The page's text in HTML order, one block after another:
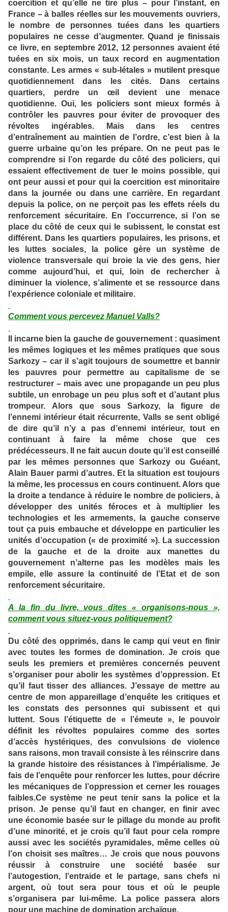
coercition et qu’elle ne tire plus – pour l’instant, en
France – à balles réelles sur les mouvements ouvriers,
le nombre de personnes tuées dans les quartiers
populaires ne cesse d’augmenter. Quand je finissais
ce livre, en septembre 2012, 12 personnes avaient été
tuées en six mois, un taux record en augmentation
constante. Les armes « sub-létales » mutilent presque
quotidiennement dans les cités. Dans certains
quartiers, perdre un œil devient une menace
quotidienne. Oui, les policiers sont mieux formés à
contrôler les pauvres pour éviter de provoquer des
révoltes ingérables. Mais dans les centres
d’entraînement au maintien de l’ordre, c’est bien à la
guerre urbaine qu’on les prépare. On ne peut pas le
comprendre si l’on regarde du côté des policiers, qui
essaient effectivement de tuer le moins possible, qui
ont peur aussi et pour qui la coercition est minoritaire
dans la journée ou dans une carrière. En regardant
depuis la police, on ne perçoit pas les effets réels du
renforcement sécuritaire. En l’occurrence, si l’on se
place du côté de ceux qui le subissent, le constat est
différent. Dans les quartiers populaires, les prisons, et
les luttes sociales, la police gère un système de
violence transversale qui broie la vie des gens, hier
comme aujourd’hui, et qui, loin de rechercher à
diminuer la violence, s’alimente et se ressource dans
l’expérience coloniale et militaire.
Comment vous percevez Manuel Valls?
Il incarne bien la gauche de gouvernement : quasiment
les mêmes logiques et les mêmes pratiques que sous
Sarkozy – car il s’agit toujours de soumettre et bannir
les pauvres pour permettre au capitalisme de se
restructurer – mais avec une propagande un peu plus
subtile, un enrobage un peu plus soft et d’autant plus
trompeur. Alors que sous Sarkozy, la figure de
l’ennemi intérieur était récurrente, Valls se sent obligé
de dire qu’il n’y a pas d’ennemi intérieur, tout en
continuant à faire la même chose que ces
prédécesseurs. Il ne fait aucun doute qu’il est conseillé
par les mêmes personnes que Sarkozy ou Guéant,
Alain Bauer parmi d’autres. Et la situation est toujours
la même, les processus en cours continuent. Alors que
la droite a tendance à réduire le nombre de policiers, à
développer des unités féroces et à multiplier les
technologies et les armements, la gauche conserve
tout ça puis embauche et développe en particulier les
unités d’occupation (« de proximité »). La succession
de la gauche et de la droite aux manettes du
gouvernement n’alterne pas les modèles mais les
empile, elle assure la continuité de l’Etat et de son
renforcement sécuritaire.
A la fin du livre, vous dites « organisons-nous »,
comment vous situez-vous politiquement?
Du côté des opprimés, dans le camp qui veut en finir
avec toutes les formes de domination. Je crois que
seuls les premiers et premières concernés peuvent
s’organiser pour abolir les systèmes d’oppression. Et
qu’il faut tisser des alliances. J’essaye de mettre au
centre de mon appareillage d’enquête les critiques et
les constats des personnes qui subissent et qui
luttent. Sous l’étiquette de « l’émeute », le pouvoir
définit les révoltes populaires comme des sortes
d’accès hystériques, des convulsions de violence
sans raisons, mon travail consiste à les réinscrire dans
la grande histoire des résistances à l’impérialisme. Je
fais de l’enquête pour renforcer les luttes, pour décrire
les mécaniques de l’oppression et cerner les rouages
faibles.Ce système ne peut tenir sans la police et la
prison. Je pense qu’il faut en changer, en finir avec
une économie basée sur le pillage du monde au profit
d’une minorité, et je crois qu’il faut pour cela rompre
aussi avec les sociétés pyramidales, même celles où
l’on choisit ses maîtres… Je crois que nous pouvons
réussir à construire une société basée sur
l’autogestion, l’entraide et le partage, sans chefs ni
argent, où tout sera pour tous et où le peuple
s’organisera par lui-même. La police passera alors
pour une machine de domination archaïque.